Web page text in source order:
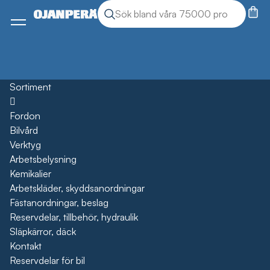
Sök produkter
Sök
Meny
Sortiment
Öppna
Fordon
Bilvård
Verktyg
Arbetsbelysning
Kemikalier
Arbetskläder, skyddsanordningar
Fästanordningar, beslag
Reservdelar, tillbehör, hydraulik
Släpkärror, däck
Kontakt
Reservdelar för bil